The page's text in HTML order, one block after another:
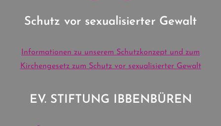
Schutz vor sexualisierter Gewalt
Informationen zu unserem Schutzkonzept und zum
Kirchengesetz zum Schutz vor sexualisierter Gewalt
EV. STIFTUNG IBBENBÜREN